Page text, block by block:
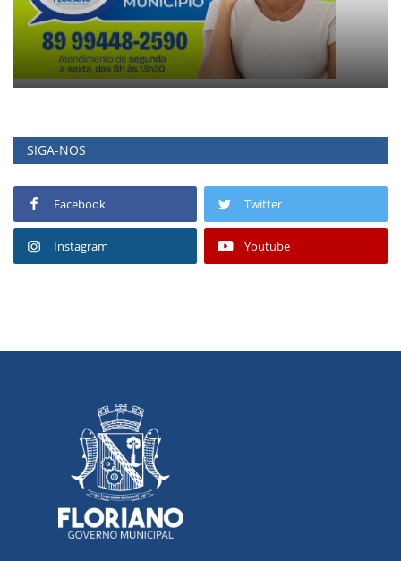
SIGA-NOS
Facebook Twitter
Instagram Youtube